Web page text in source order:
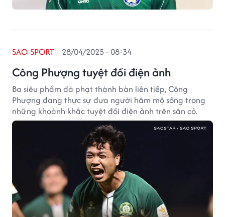
Công Phượng tuyệt đối điện ảnh
SAO SPORT 28/04/2025 - 08:34
Ba siêu phẩm đá phạt thành bàn liên tiếp, Công
Phượng đang thực sự đưa người hâm mộ sống trong
những khoảnh khắc tuyệt đối điện ảnh trên sân cỏ.